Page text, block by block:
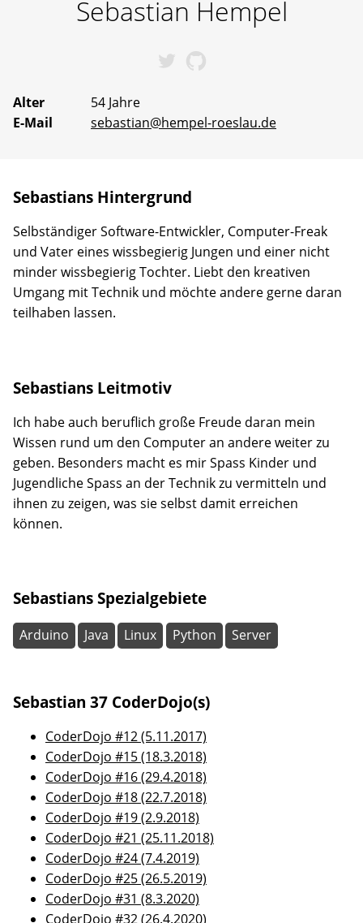
Erfahrene
Mentoren
an
Ideen
zu
Projekte
werden
zu
lassen.
Sebastian Hempel
Alter
54 Jahre
E-Mail
sebastian@hempel-roeslau.de
Sebastians Hintergrund
Selbständiger Software-Entwickler, Computer-Freak
und Vater eines wissbegierig Jungen und einer nicht
minder wissbegierig Tochter. Liebt den kreativen
Umgang mit Technik und möchte andere gerne daran
teilhaben lassen.
Sebastians Leitmotiv
Ich habe auch beruflich große Freude daran mein
Wissen rund um den Computer an andere weiter zu
geben. Besonders macht es mir Spass Kinder und
Jugendliche Spass an der Technik zu vermitteln und
ihnen zu zeigen, was sie selbst damit erreichen
können.
Sebastians Spezialgebiete
Arduino Java Linux Python Server
Sebastian 37 CoderDojo(s)
CoderDojo #12 (5.11.2017)
CoderDojo #15 (18.3.2018)
CoderDojo #16 (29.4.2018)
CoderDojo #18 (22.7.2018)
CoderDojo #19 (2.9.2018)
CoderDojo #21 (25.11.2018)
CoderDojo #24 (7.4.2019)
CoderDojo #25 (26.5.2019)
CoderDojo #31 (8.3.2020)
CoderDojo #32 (26.4.2020)